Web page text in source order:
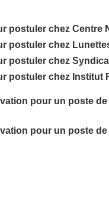
postuler chez
postuler chez
postuler chez
postuler chez Institut
pour un poste
pour un poste